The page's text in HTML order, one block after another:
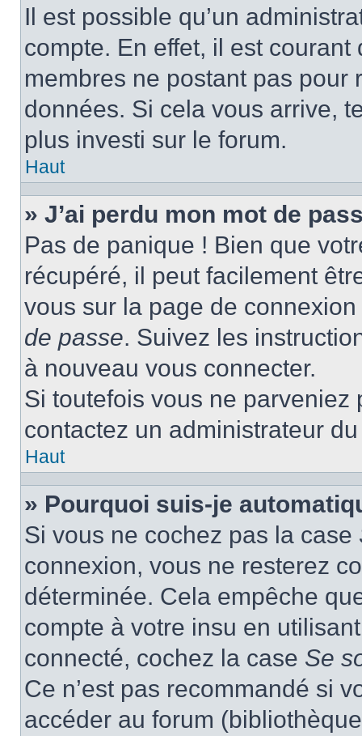
Il est possible qu’un
compte. En effet, il est
membres ne postant pas
données. Si cela vous arrive,
plus investi sur le forum.
Haut
» J’ai perdu mon mot de
Pas de panique ! Bien que
récupéré, il peut facilement
vous sur la page de
de passe. Suivez les
à nouveau vous connecter.
Si toutefois vous ne
contactez un administrateur
Haut
» Pourquoi suis-je
Si vous ne cochez pas la case
connexion, vous ne resterez
déterminée. Cela empêche
compte à votre insu en
connecté, cochez la case Se
Ce n’est pas recommandé si
accéder au forum